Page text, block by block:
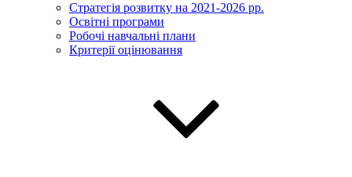
Стратегія розвитку на 2021-2026 рр.
Освітні програми
Робочі навчальні плани
Критерії оцінювання